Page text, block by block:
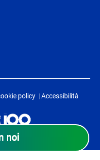
policy |Accessibilità
noi